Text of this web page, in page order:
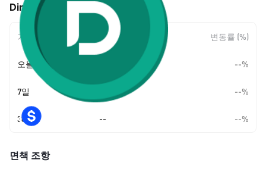
Dinari IAU (IAU.D) 가격 움직임
기간 변동 폭 변동률 (%)
오늘 --%
7일 --%
30일 -- --%
면책 조항